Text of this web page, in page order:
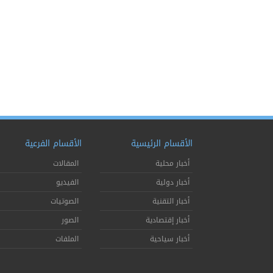
الأقسام الرئيسية
أخبار محلية
أخبار دولية
أخبار التقنية
أخبار إقتصادية
أخبار سياحية
الأقسام الفرعية
المقالات
الفيديو
الصوتيات
الصور
الملفات